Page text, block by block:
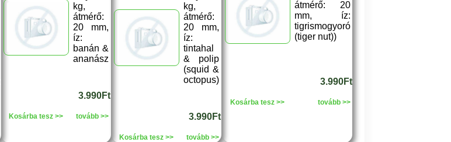
kg,
átmérő:
20 mm,
íz:
banán &
ananász
3.990Ft
Kosárba tesz >> tovább >>
kg,
átmérő:
20 mm,
íz:
tintahal
& polip
(squid &
octopus)
3.990Ft
Kosárba tesz >> tovább >>
átmérő: 20
mm, íz:
tigrismogyoró
(tiger nut))
3.990Ft
Kosárba tesz >> tovább >>